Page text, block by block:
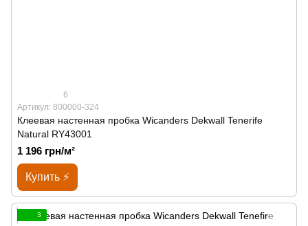
6
Артикул: 800000-324
Клеевая настенная пробка Wicanders Dekwall Tenerife
Natural RY43001
1 196 грн/м²
Купить ⚡
3